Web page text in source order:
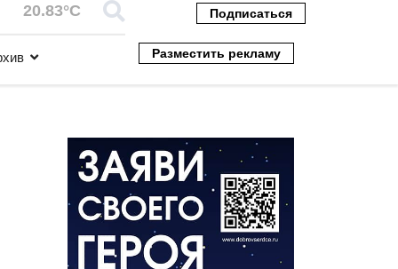
20.83°C Подписаться
Разместить рекламу